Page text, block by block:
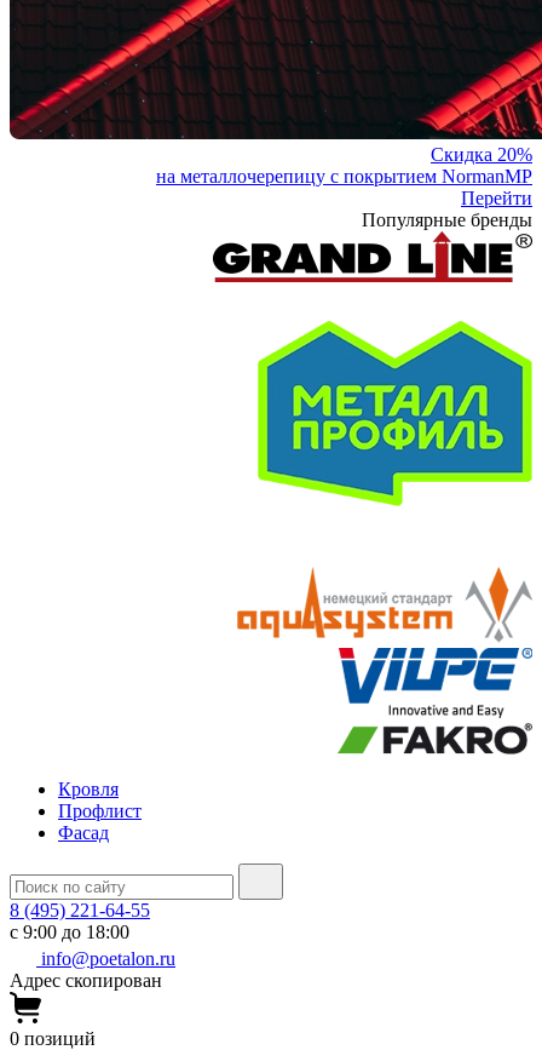
Скидка 20%
на металлочерепицу с покрытием NormanMP
Перейти
Популярные бренды
Кровля
Профлист
Фасад
8 (495) 221-64-55
с 9:00 до 18:00
info@poetalon.ru
Адрес скопирован
0 позиций